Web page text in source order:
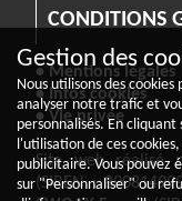
Gestion des
Nous utilisons des
analyser notre trafic et
personnalisés. En
l'utilisation de ces
publicitaire. Vous pouvez
sur "Personnaliser" ou
CONDITIONS
• Mentions légales
• Infos cookies
• Vie privée
Site web réalisé
(SIREN :